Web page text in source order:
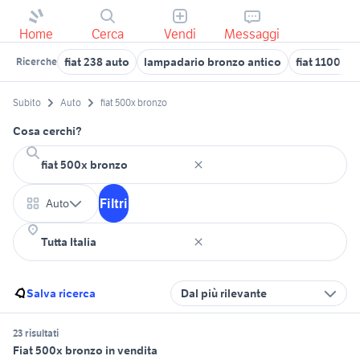
Home Cerca Vendi Messaggi
Ricerche fiat 238 auto lampadario bronzo antico fiat 1100
Subito Auto fiat 500x bronzo
Cosa cerchi?
Auto Filtri
Salva ricerca Dal più rilevante
23 risultati
Fiat 500x bronzo in vendita